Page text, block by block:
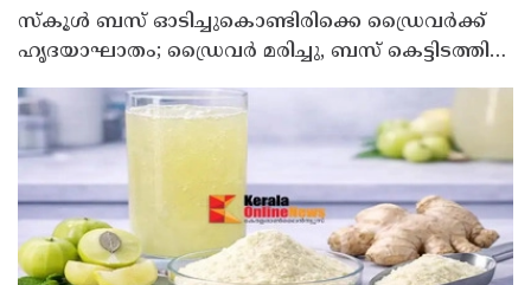
സ്കൂൾ ബസ് ഓടിച്ചുകൊണ്ടിരിക്കെ ഡ്രൈവർക്ക്
ഹൃദയാഘാതം; ഡ്രൈവർ മരിച്ചു, ബസ് കെട്ടിടത്തിൽ